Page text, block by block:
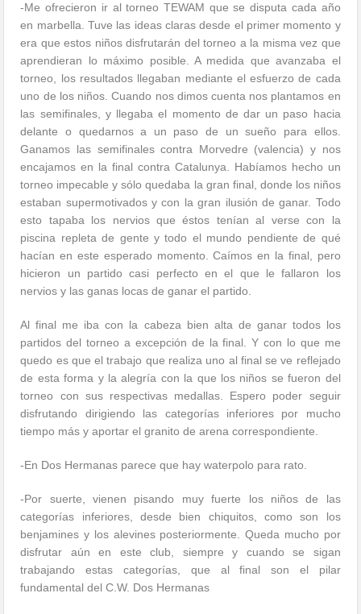
-Me ofrecieron ir al torneo TEWAM que se disputa cada año
en marbella. Tuve las ideas claras desde el primer momento y
era que estos niños disfrutarán del torneo a la misma vez que
aprendieran lo máximo posible. A medida que avanzaba el
torneo, los resultados llegaban mediante el esfuerzo de cada
uno de los niños. Cuando nos dimos cuenta nos plantamos en
las semifinales, y llegaba el momento de dar un paso hacia
delante o quedarnos a un paso de un sueño para ellos.
Ganamos las semifinales contra Morvedre (valencia) y nos
encajamos en la final contra Catalunya. Habíamos hecho un
torneo impecable y sólo quedaba la gran final, donde los niños
estaban supermotivados y con la gran ilusión de ganar. Todo
esto tapaba los nervios que éstos tenían al verse con la
piscina repleta de gente y todo el mundo pendiente de qué
hacían en este esperado momento. Caímos en la final, pero
hicieron un partido casi perfecto en el que le fallaron los
nervios y las ganas locas de ganar el partido.
Al final me iba con la cabeza bien alta de ganar todos los
partidos del torneo a excepción de la final. Y con lo que me
quedo es que el trabajo que realiza uno al final se ve reflejado
de esta forma y la alegría con la que los niños se fueron del
torneo con sus respectivas medallas. Espero poder seguir
disfrutando dirigiendo las categorías inferiores por mucho
tiempo más y aportar el granito de arena correspondiente.
-En Dos Hermanas parece que hay waterpolo para rato.
-Por suerte, vienen pisando muy fuerte los niños de las
categorías inferiores, desde bien chiquitos, como son los
benjamines y los alevines posteriormente. Queda mucho por
disfrutar aún en este club, siempre y cuando se sigan
trabajando estas categorías, que al final son el pilar
fundamental del C.W. Dos Hermanas